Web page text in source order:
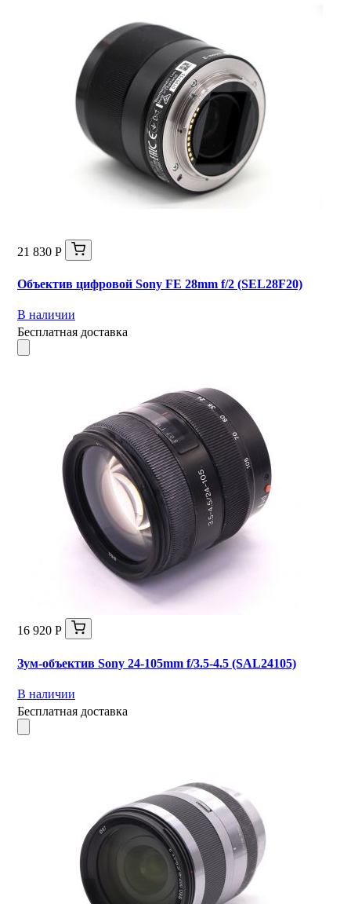
21 830 Р
Объектив цифровой Sony FE 28mm f/2 (SEL28F20)
В наличии
Бесплатная доставка
16 920 Р
Зум-объектив Sony 24-105mm f/3.5-4.5 (SAL24105)
В наличии
Бесплатная доставка